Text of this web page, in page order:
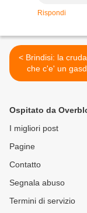
Rispondi
< Brindisi: la cruda verita' e
che c'e' un
troppo
Ospitato da
I migliori post
Pagine
Contatto
Segnala abuso
Termini di servizio